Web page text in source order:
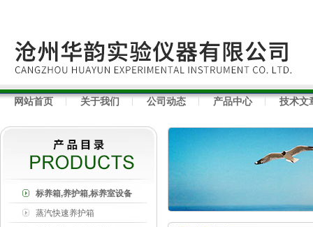
网站首页 关于我们 公司动态 产品中心 技术文
标养箱,养护箱,标养室设备
蒸汽快速养护箱